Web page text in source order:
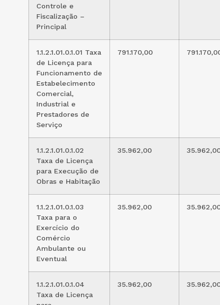
Controle e
Fiscalização –
Principal
1.1.2.1.01.0.1.01 Taxa
de Licença para
Funcionamento de
Estabelecimento
Comercial,
Industrial e
Prestadores de
Serviço
791.170,00
1.1.2.1.01.0.1.02
Taxa de Licença
para Execução de
Obras e Habitação
35.962,00
1.1.2.1.01.0.1.03
Taxa para o
Exercício do
Comércio
Ambulante ou
Eventual
35.962,00
1.1.2.1.01.0.1.04
Taxa de Licença
35.962,00